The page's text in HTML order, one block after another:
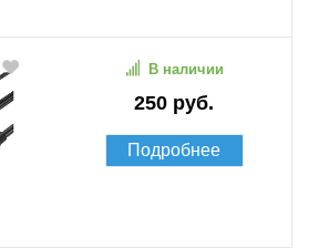
250 руб.
В наличии
Подробнее